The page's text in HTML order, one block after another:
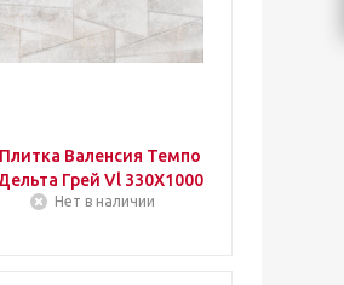
Плитка Валенсия Темпо
Грей Vl 330Х1000
Нет в наличии